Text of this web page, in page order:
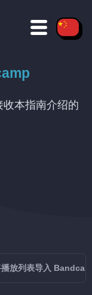
本指南介绍的
放列表导入